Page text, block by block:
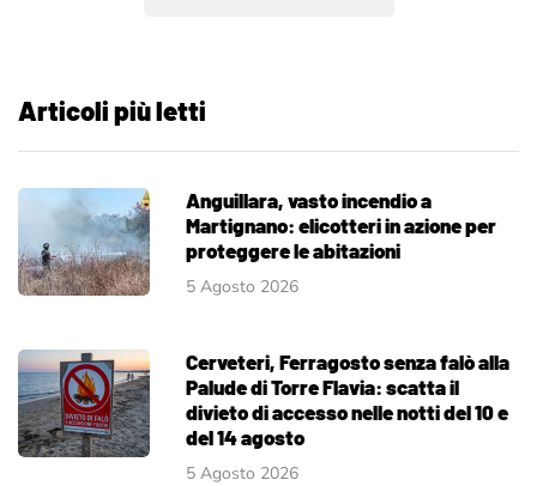
Articoli più letti
Anguillara, vasto incendio a
Martignano: elicotteri in azione per
proteggere le abitazioni
5 Agosto 2026
Cerveteri, Ferragosto senza falò alla
Palude di Torre Flavia: scatta il
divieto di accesso nelle notti del 10 e
del 14 agosto
5 Agosto 2026